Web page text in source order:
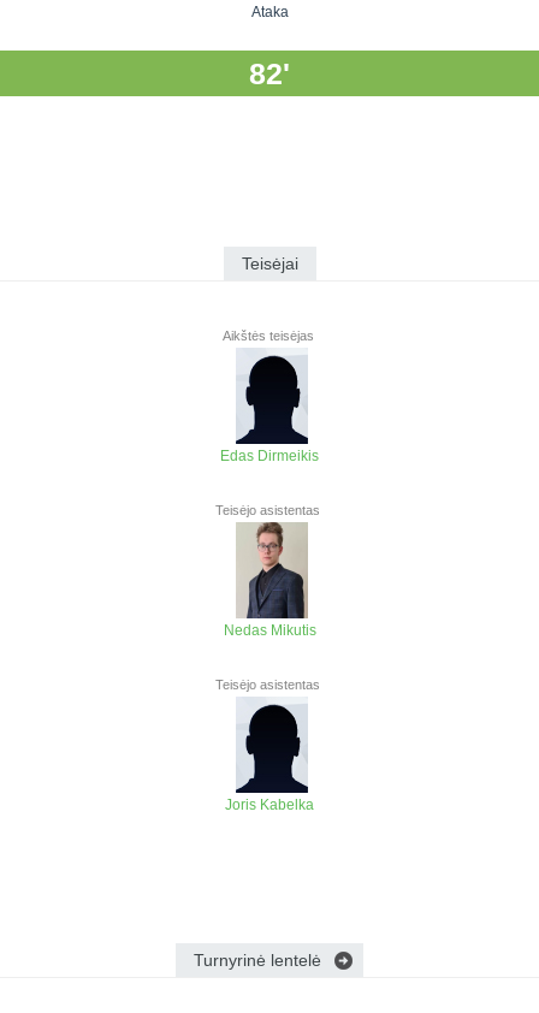
Ataka
82'
Teisėjai
Aikštės teisėjas
Edas Dirmeikis
Teisėjo asistentas
Nedas Mikutis
Teisėjo asistentas
Joris Kabelka
Turnyrinė lentelė